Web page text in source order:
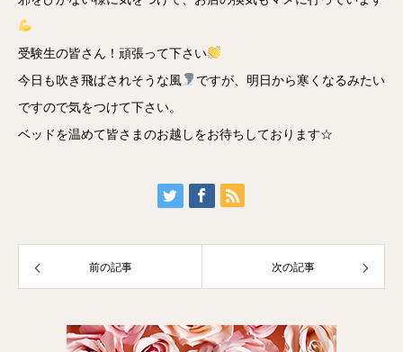
受験生の皆さん！頑張って下さい
今日も吹き飛ばされそうな風
ですが、明日から寒くなるみたい
ですので気をつけて下さい。
ベッドを温めて皆さまのお越しをお待ちしております☆
前の記事 次の記事